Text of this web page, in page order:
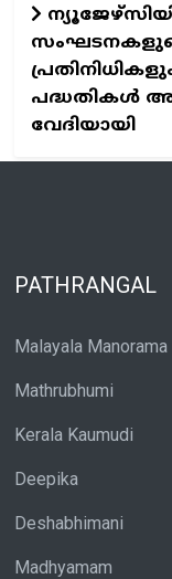
പദ്ധതികൾ
വേദിയായി
PATHRANGAL
Malayala Manorama
Mathrubhumi
Kerala Kaumudi
Deepika
Deshabhimani
Madhyamam